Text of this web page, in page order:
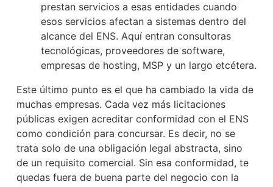
prestan servicios a esas entidades cuando
esos servicios afectan a sistemas dentro del
alcance del ENS. Aquí entran consultoras
tecnológicas, proveedores de software,
empresas de hosting, MSP y un largo etcétera.
Este último punto es el que ha cambiado la vida de
muchas empresas. Cada vez más licitaciones
públicas exigen acreditar conformidad con el ENS
como condición para concursar. Es decir, no se
trata solo de una obligación legal abstracta, sino
de un requisito comercial. Sin esa conformidad, te
quedas fuera de buena parte del negocio con la